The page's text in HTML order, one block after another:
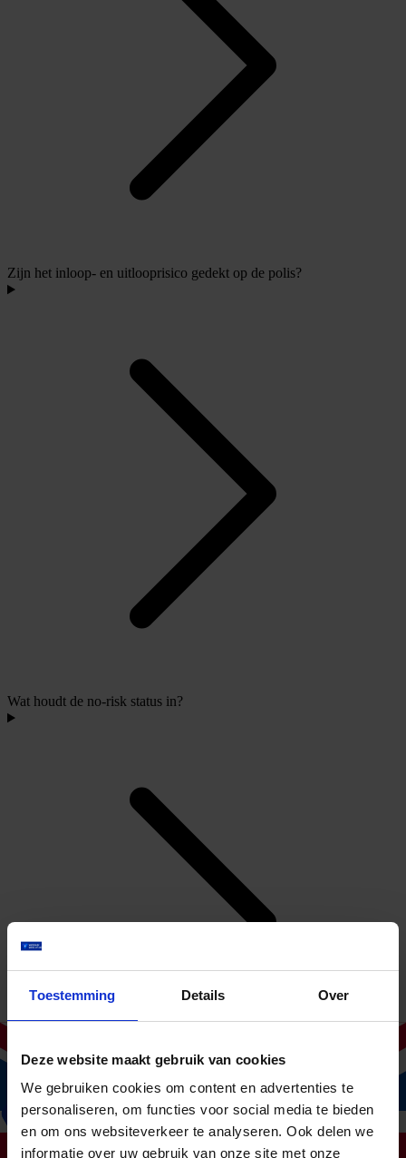
Toestemming Details Over
Deze website maakt gebruik van cookies
We gebruiken cookies om content en advertenties te
personaliseren, om functies voor social media te bieden
en om ons websiteverkeer te analyseren. Ook delen we
informatie over uw gebruik van onze site met onze
Zijn het inloop- en uitlooprisico gedekt op de polis?
Wat houdt de no-risk status in?
Zijn oproepkrachten meeverzekerd?